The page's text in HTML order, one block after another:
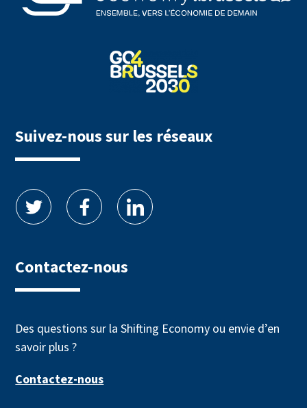
Suivez-nous sur les réseaux
Contactez-nous
Des questions sur la Shifting Economy ou envie d’en
savoir plus ?
Contactez-nous